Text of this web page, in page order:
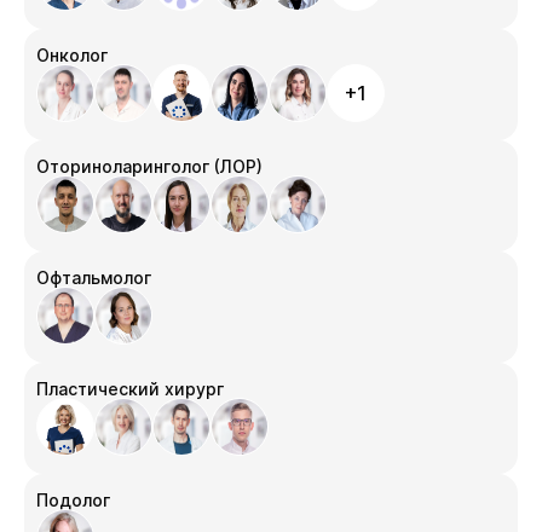
Онколог
+1
Оториноларинголог (ЛОР)
Офтальмолог
Пластический хирург
Подолог